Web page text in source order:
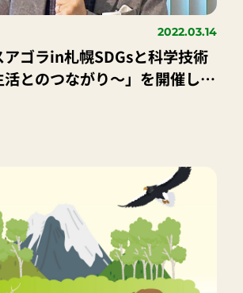
2022.03.14
アゴラin札幌SDGsと科学技術
とのつながり～」を開催しま